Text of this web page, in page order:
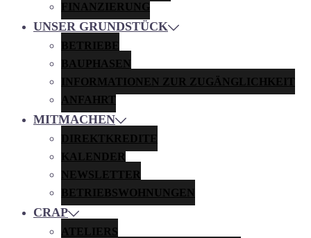
FINANZIERUNG
UNSER GRUNDSTÜCK
BETRIEBE
BAUPHASEN
INFORMATIONEN ZUR ZUGÄNGLICHKEIT
ANFAHRT
MITMACHEN
DIREKTKREDITE
KALENDER
NEWSLETTER
BETRIEBSWOHNUNGEN
CRAP
ATELIERS